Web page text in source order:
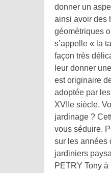
donner un
ainsi avoir des
géométriques
s’appelle « la
façon très
leur donner
est originaire
adoptée par
XVIIe siècle.
jardinage ?
vous séduire.
sur les années
jardiniers
PETRY Tony